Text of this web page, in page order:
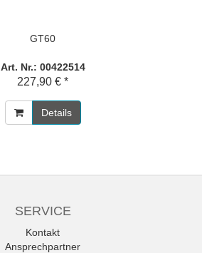
GT60
Art. Nr.: 00422514
227,90 € *
Details
SERVICE
Kontakt
Ansprechpartner